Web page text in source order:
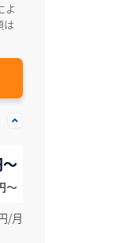
よ
は
〜
/月